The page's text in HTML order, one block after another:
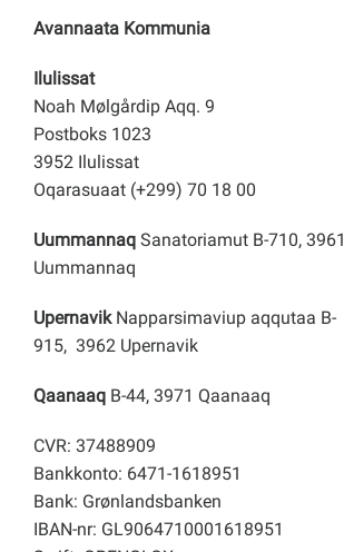
Avannaata Kommunia
Ilulissat
Noah Mølgårdip Aqq. 9
Postboks 1023
3952 Ilulissat
Oqarasuaat (+299) 70 18 00
Uummannaq Sanatoriamut B-710, 3961
Uummannaq
Upernavik Napparsimaviup aqqutaa B-
915, 3962 Upernavik
Qaanaaq B-44, 3971 Qaanaaq
CVR: 37488909
Bankkonto: 6471-1618951
Bank: Grønlandsbanken
IBAN-nr: GL9064710001618951